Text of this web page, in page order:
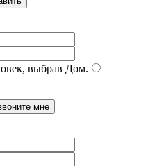
выбрав Дом.